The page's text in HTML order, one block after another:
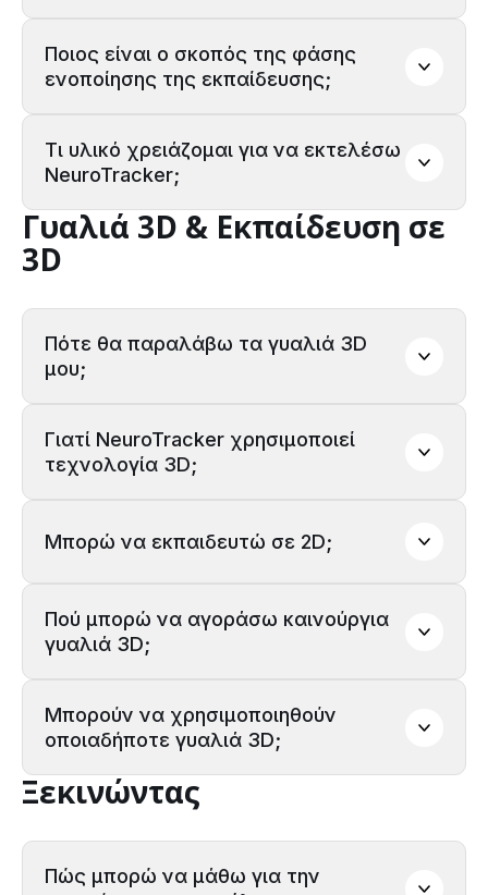
επικοινωνήστε με την
Ποιος είναι ο σκοπός της φάσης
ενοποίησης της εκπαίδευσης;
Τι υλικό χρειάζομαι για να εκτελέσω
NeuroTracker;
Γυαλιά 3D & Εκπαίδευση σε
3D
Πότε θα παραλάβω τα γυαλιά 3D
μου;
Γιατί NeuroTracker χρησιμοποιεί
τεχνολογία 3D;
Μπορώ να εκπαιδευτώ σε 2D;
Πού μπορώ να αγοράσω καινούργια
γυαλιά 3D;
την ομάδα υποστήριξής
Μπορούν να χρησιμοποιηθούν
οποιαδήποτε γυαλιά 3D;
Ξεκινώντας
Πώς μπορώ να μάθω για την